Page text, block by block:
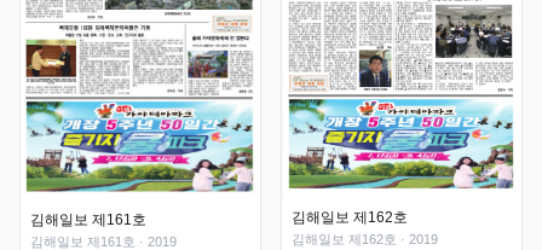
김해일보 제161호
김해일보 제161호 · 2019
김해일보 제162호
김해일보 제162호 · 2019